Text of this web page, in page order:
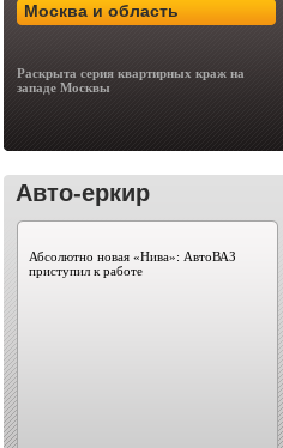
Москва и область
Раскрыта серия квартирных краж на
западе Москвы
Авто-еркир
Абсолютно новая «Нива»: АвтоВАЗ
приступил к работе